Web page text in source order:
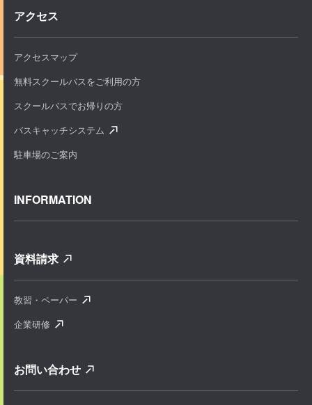
アクセス
アクセスマップ
無料スクールバスをご利用の方
スクールバスでお帰りの方
バスキャッチシステム
駐車場のご案内
INFORMATION
資料請求
教習・ペーパー
企業研修
お問い合わせ